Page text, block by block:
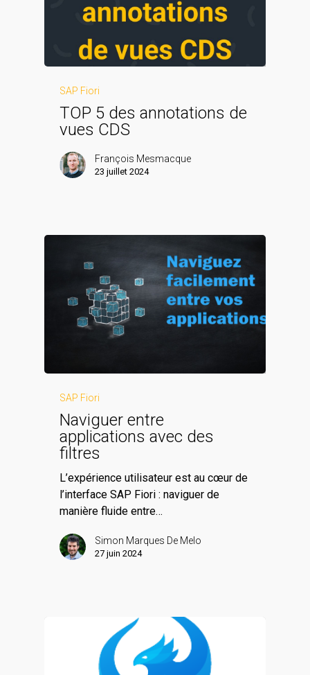
SAP Fiori
TOP 5 des annotations de
vues CDS
François Mesmacque
23 juillet 2024
SAP Fiori
Naviguer entre
applications avec des
filtres
L’expérience utilisateur est au cœur de
l’interface SAP Fiori : naviguer de
manière fluide entre…
Simon Marques De Melo
27 juin 2024